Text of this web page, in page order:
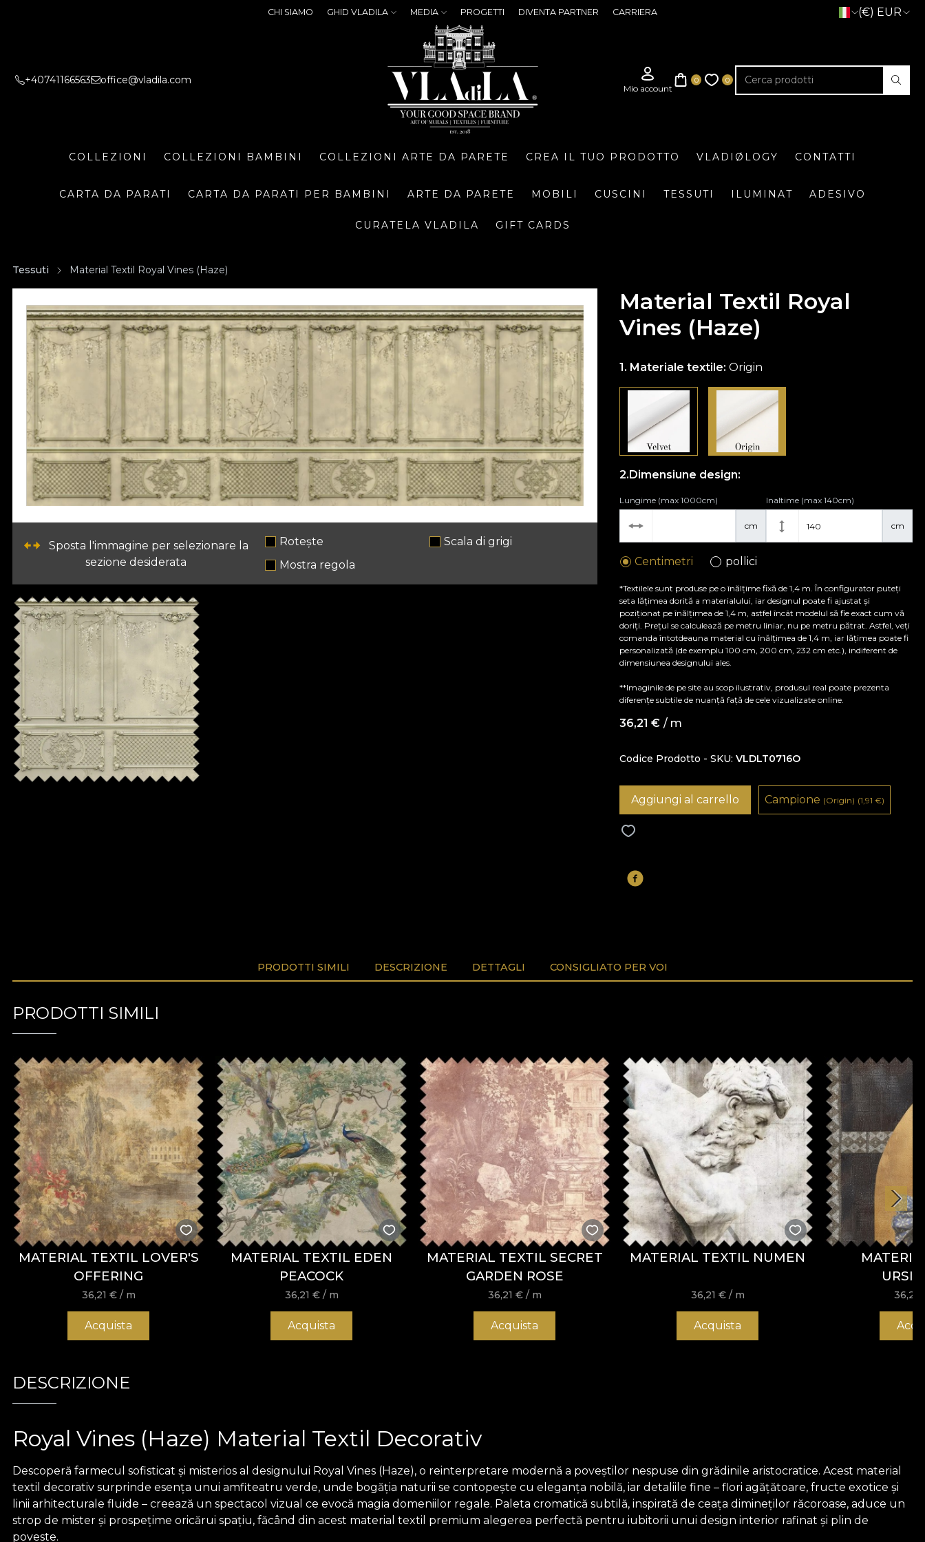
CHI SIAMO GHID VLADILA MEDIA PROGETTI DIVENTA PARTNER CARRIERA (€) EUR
+40741166563 office@vladila.com
COLLEZIONI COLLEZIONI BAMBINI COLLEZIONI ARTE DA PARETE CREA IL TUO PRODOTTO VLADIØLOGY CONTATTI
CARTA DA PARATI CARTA DA PARATI PER BAMBINI ARTE DA PARETE MOBILI CUSCINI TESSUTI ILUMINAT ADESIVO
CURATELA VLADILA GIFT CARDS
Tessuti Material Textil Royal Vines (Haze)
Sposta l'immagine per selezionare la
sezione desiderata
Rotește
Scala di grigi
Mostra regola
Material Textil Royal
Vines (Haze)
Materiale textile:Origin
Dimensiune design:
cm
Lungime (max 1000cm)
cm
Inaltime (max 140cm)
Centimetri pollici
*Textilele sunt produse pe o înălțime fixă de 1,4 m. În configurator puteți
seta lățimea dorită a materialului, iar designul poate fi ajustat și
poziționat pe înălțimea de 1,4 m, astfel încât modelul să fie exact cum vă
doriți. Prețul se calculează pe metru liniar, nu pe metru pătrat. Astfel, veți
comanda întotdeauna material cu înălțimea de 1,4 m, iar lățimea poate fi
personalizată (de exemplu 100 cm, 200 cm, 232 cm etc.), indiferent de
dimensiunea designului ales.
**Imaginile de pe site au scop ilustrativ, produsul real poate prezenta
diferențe subtile de nuanță față de cele vizualizate online.
36,21€ / m
Codice Prodotto - SKU VLDLT0716O
Aggiungi al carrello Campione (Origin) (1,91€)
PRODOTTI SIMILI DESCRIZIONE DETTAGLI CONSIGLIATO PER VOI
PRODOTTI SIMILI
MATERIAL TEXTIL LOVER'S
OFFERING
36,21 € / m
Acquista
MATERIAL TEXTIL EDEN
PEACOCK
36,21 € / m
Acquista
MATERIAL TEXTIL SECRET
GARDEN ROSE
36,21 € / m
Acquista
MATERIAL TEXTIL NUMEN
36,21 € / m
Acquista
36,21
DESCRIZIONE
Royal Vines (Haze) Material Textil Decorativ
Descoperă farmecul sofisticat și misterios al designului Royal Vines (Haze), o reinterpretare modernă a poveștilor nespuse din grădinile aristocratice. Acest material
textil decorativ surprinde esența unui amfiteatru verde, unde bogăția naturii se contopește cu eleganța nobilă, iar detaliile fine – flori agățătoare, fructe exotice și
linii arhitecturale fluide – creează un spectacol vizual ce evocă magia domeniilor regale. Paleta cromatică subtilă, inspirată de ceața dimineților răcoroase, aduce un
strop de mister și prospețime oricărui spațiu, făcând din acest material textil premium alegerea perfectă pentru iubitorii unui design interior rafinat și plin de
poveste.